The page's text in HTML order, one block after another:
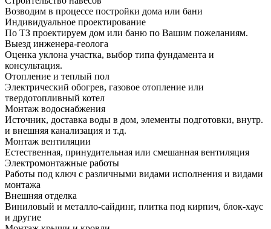
Возводим в процессе постройки дома или бани
Индивидуальное проектирование
По ТЗ проектируем дом или баню по Вашим пожеланиям.
Выезд инженера-геолога
Оценка уклона участка, выбор типа фундамента и
консультация.
Отопление и теплый пол
Электрический обогрев, газовое отопление или
твердотопливный котел
Монтаж водоснабжения
Источник, доставка воды в дом, элементы подготовки, внутр.
и внешняя канализация и т.д.
Монтаж вентиляции
Естественная, принудительная или смешанная вентиляция
Электромонтажные работы
Работы под ключ с различными видами исполнения и видами
монтажа
Внешняя отделка
Виниловый и металло-сайдинг, плитка под кирпич, блок-хаус
и другие